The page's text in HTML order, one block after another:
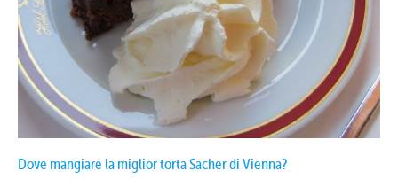
Dove mangiare la miglior torta Sacher di Vienna?